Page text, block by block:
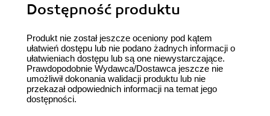
Dostępność produktu
Produkt nie został jeszcze oceniony pod kątem
ułatwień dostępu lub nie podano żadnych informacji o
ułatwieniach dostępu lub są one niewystarczające.
Prawdopodobnie Wydawca/Dostawca jeszcze nie
umożliwił dokonania walidacji produktu lub nie
przekazał odpowiednich informacji na temat jego
dostępności.